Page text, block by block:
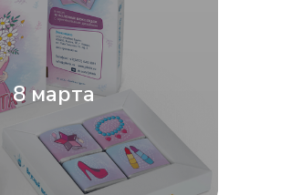
8 марта
смотреть каталог